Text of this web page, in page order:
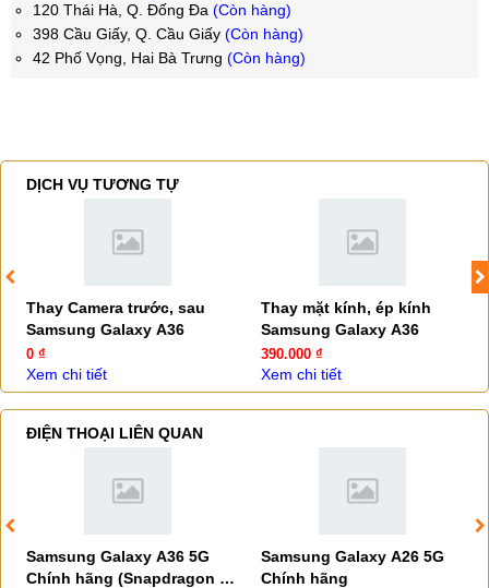
120 Thái Hà, Q. Đống Đa (Còn hàng)
398 Cầu Giấy, Q. Cầu Giấy (Còn hàng)
42 Phố Vọng, Hai Bà Trưng (Còn hàng)
DỊCH VỤ TƯƠNG TỰ
Thay Camera trước, sau
Samsung Galaxy A36
0 ₫
Xem chi tiết
Thay mặt kính, ép kính
Samsung Galaxy A36
390.000 ₫
Xem chi tiết
ĐIỆN THOẠI LIÊN QUAN
Samsung Galaxy A36 5G
Chính hãng (Snapdragon 6
Samsung Galaxy A26 5G
Chính hãng